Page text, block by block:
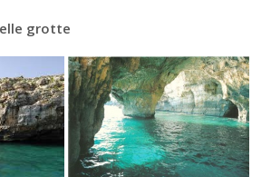
grotte